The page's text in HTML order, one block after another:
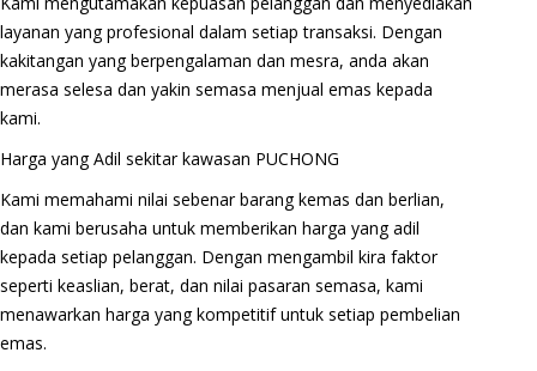
layanan yang profesional dalam setiap transaksi. Dengan
kakitangan yang berpengalaman dan mesra, anda akan
merasa selesa dan yakin semasa menjual emas kepada
kami.
Harga yang Adil sekitar kawasan PUCHONG
Kami memahami nilai sebenar barang kemas dan berlian,
dan kami berusaha untuk memberikan harga yang adil
kepada setiap pelanggan. Dengan mengambil kira faktor
seperti keaslian, berat, dan nilai pasaran semasa, kami
menawarkan harga yang kompetitif untuk setiap pembelian
emas.